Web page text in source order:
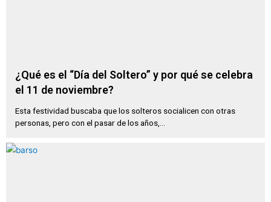
¿Qué es el “Día del Soltero” y por qué se celebra
el 11 de noviembre?
Esta festividad buscaba que los solteros socialicen con otras
personas, pero con el pasar de los años,...